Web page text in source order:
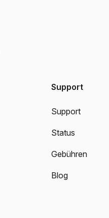
Support
Support
Status
Gebühren
Blog